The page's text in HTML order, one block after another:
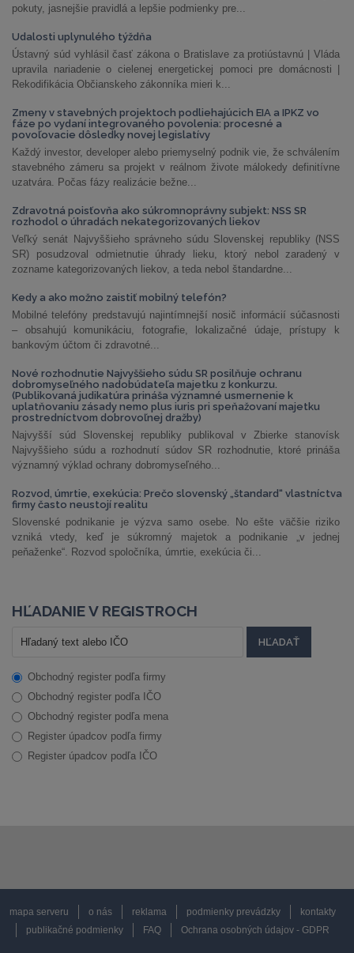
pokuty, jasnejšie pravidlá a lepšie podmienky pre...
Udalosti uplynulého týždňa
Ústavný súd vyhlásil časť zákona o Bratislave za protiústavnú | Vláda
upravila nariadenie o cielenej energetickej pomoci pre domácnosti |
Rekodifikácia Občianskeho zákonníka mieri k...
Zmeny v stavebných projektoch podliehajúcich EIA a IPKZ vo
fáze po vydaní integrovaného povolenia: procesné a
povoľovacie dôsledky novej legislatívy
Každý investor, developer alebo priemyselný podnik vie, že schválením
stavebného zámeru sa projekt v reálnom živote málokedy definitívne
uzatvára. Počas fázy realizácie bežne...
Zdravotná poisťovňa ako súkromnoprávny subjekt: NSS SR
rozhodol o úhradách nekategorizovaných liekov
Veľký senát Najvyššieho správneho súdu Slovenskej republiky (NSS
SR) posudzoval odmietnutie úhrady lieku, ktorý nebol zaradený v
zozname kategorizovaných liekov, a teda nebol štandardne...
Kedy a ako možno zaistiť mobilný telefón?
Mobilné telefóny predstavujú najintímnejší nosič informácií súčasnosti
– obsahujú komunikáciu, fotografie, lokalizačné údaje, prístupy k
bankovým účtom či zdravotné...
Nové rozhodnutie Najvyššieho súdu SR posilňuje ochranu
dobromyseľného nadobúdateľa majetku z konkurzu.
(Publikovaná judikatúra prináša významné usmernenie k
uplatňovaniu zásady nemo plus iuris pri speňažovaní majetku
prostredníctvom dobrovoľnej dražby)
Najvyšší súd Slovenskej republiky publikoval v Zbierke stanovísk
Najvyššieho súdu a rozhodnutí súdov SR rozhodnutie, ktoré prináša
významný výklad ochrany dobromyseľného...
Rozvod, úmrtie, exekúcia: Prečo slovenský „štandard“ vlastníctva
firmy často neustojí realitu
Slovenské podnikanie je výzva samo osebe. No ešte väčšie riziko
vzniká vtedy, keď je súkromný majetok a podnikanie „v jednej
peňaženke“. Rozvod spoločníka, úmrtie, exekúcia či...
HĽADANIE V REGISTROCH
Obchodný register podľa firmy
Obchodný register podľa IČO
Obchodný register podľa mena
Register úpadcov podľa firmy
Register úpadcov podľa IČO
mapa serveru o nás reklama podmienky prevádzky
kontakty
publikačné podmienky
FAQ Ochrana osobných údajov - GDPR